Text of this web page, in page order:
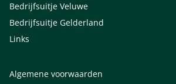
Bedrijfsuitje Veluwe
Bedrijfsuitje Gelderland
Links
Algemene voorwaarden